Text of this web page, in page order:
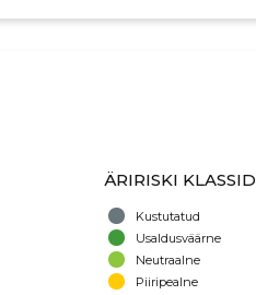
ÄRIRISKI KLASSID
Kustutatud
Usaldusväärne
Neutraalne
Piiripealne